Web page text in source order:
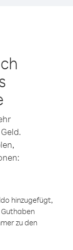
hinzugefügt,
zu den